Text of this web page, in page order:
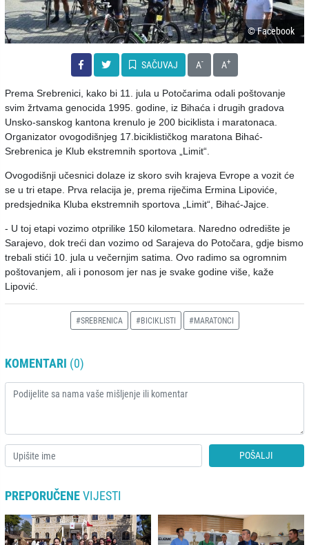
© Facebook
SAČUVAJ A- A+
Prema Srebrenici, kako bi 11. jula u Potočarima odali poštovanje
svim žrtvama genocida 1995. godine, iz Bihaća i drugih gradova
Unsko-sanskog kantona krenulo je 200 biciklista i maratonaca.
Organizator ovogodišnjeg 17.biciklističkog maratona Bihać-
Srebrenica je Klub ekstremnih sportova „Limit“.
Ovogodišnji učesnici dolaze iz skoro svih krajeva Evrope a vozit će
se u tri etape. Prva relacija je, prema riječima Ermina Lipoviće,
predsjednika Kluba ekstremnih sportova „Limit“, Bihać-Jajce.
- U toj etapi vozimo otprilike 150 kilometara. Naredno odredište je
Sarajevo, dok treći dan vozimo od Sarajeva do Potočara, gdje bismo
trebali stići 10. jula u večernjim satima. Ovo radimo sa ogromnim
poštovanjem, ali i ponosom jer nas je svake godine više, kaže
Lipović.
#SREBRENICA #BICIKLISTI #MARATONCI
KOMENTARI (0)
POŠALJI
PREPORUČENEVIJESTI